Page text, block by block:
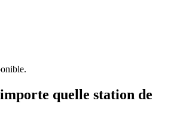
quelle station de